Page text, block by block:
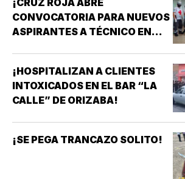
¡CRUZ ROJA ABRE
CONVOCATORIA PARA NUEVOS
ASPIRANTES A TÉCNICO EN
¡HOSPITALIZAN A CLIENTES
INTOXICADOS EN EL BAR “LA
CALLE” DE ORIZABA!
¡SE PEGA TRANCAZO SOLITO!